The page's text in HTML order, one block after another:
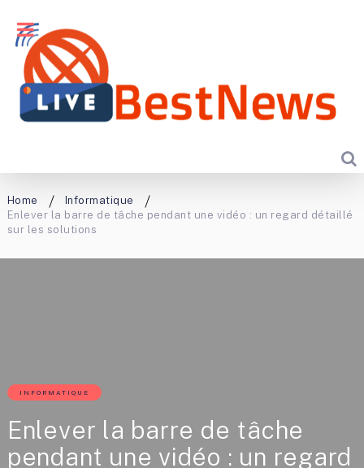
Home
Informatique
Enlever la barre de tâche pendant une vidéo : un regard détaillé
sur les solutions
INFORMATIQUE
Enlever la barre de tâche
pendant une vidéo : un regard